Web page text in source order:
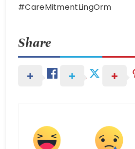
#CareMitmentLingOrm
Share